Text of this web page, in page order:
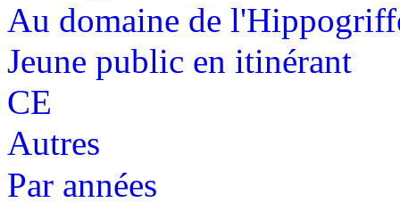
Au domaine de
Jeune public en itinérant
CE
Autres
Par années